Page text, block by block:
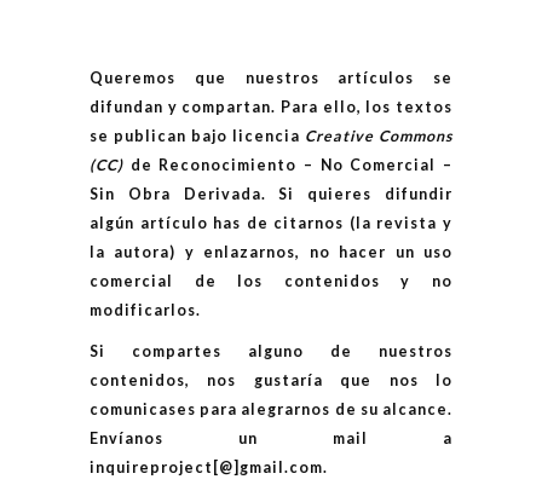
Queremos que nuestros artículos se
difundan y compartan. Para ello, los textos
se publican bajo licencia Creative Commons
(CC) de Reconocimiento – No Comercial –
Sin Obra Derivada. Si quieres difundir
algún artículo has de citarnos (la revista y
la autora) y enlazarnos, no hacer un uso
comercial de los contenidos y no
modificarlos.
Si compartes alguno de nuestros
contenidos, nos gustaría que nos lo
comunicases para alegrarnos de su alcance.
Envíanos un mail a
inquireproject[@]gmail.com.